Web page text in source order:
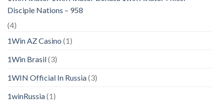
Disciple Nations – 958
(4)
1Win AZ Casino (1)
1Win Brasil(3)
1WIN Official In Russia(3)
1winRussia(1)